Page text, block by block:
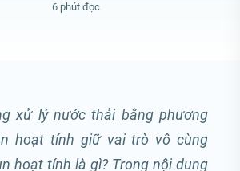
6 phút đọc
xử lý nước thải bằng phương
hoạt tính giữ vai trò vô cùng
hoạt tính là gì? Trong nội dung